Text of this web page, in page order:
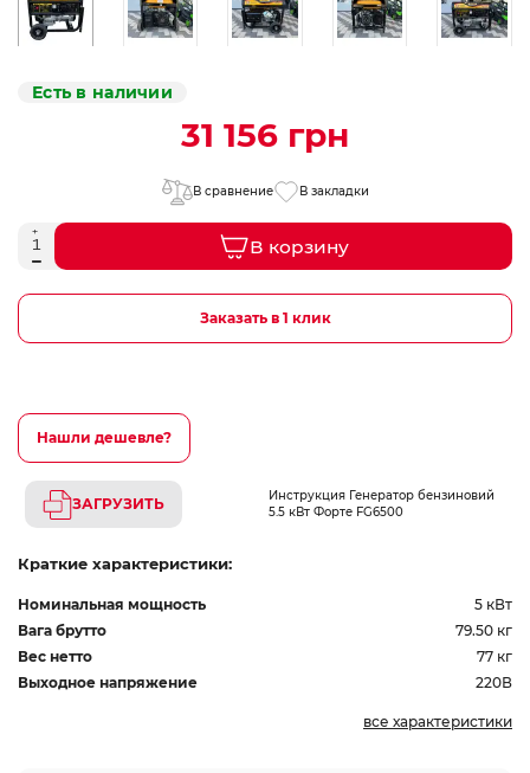
Есть в наличии
31 156 грн
В сравнение В закладки
В корзину
Заказать в 1 клик
Нашли дешевле?
ЗАГРУЗИТЬ
Инструкция Генератор бензиновий
5.5 кВт Форте FG6500
Краткие характеристики:
Номинальная мощность
5 кВт
Вага брутто
79.50 кг
Вес нетто
77 кг
Выходное напряжение
220В
все характеристики